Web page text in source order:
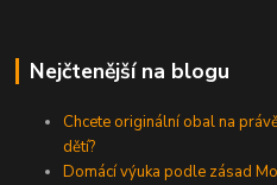
Nejčtenější na blogu
Chcete originální obal na
dětí?
Domácí výuka podle zásad